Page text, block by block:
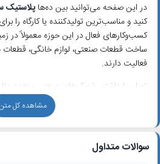
در این صفحه می‌توانید بین ده‌هاپلاستیک
کنید و مناسب‌ترین تولیدکننده یا کارگاه را
کسب‌وکارهای فعال در این حوزه معمولاً در
ساخت قطعات صنعتی، لوازم خانگی، قطعات
فعالیت دارند.
تهران با داشتن شهرک‌های صنعتی متعدد مثل
چهاردانگه و مناطق صنعتی جاده مخصوص و
تزریق پلاستیک در ایران
محدوده‌ها می‌توانید انواعکارگاه تزریق
تهرانو واحدهای
مقایسه کنید.
مشاهده کل
سوالات متداول